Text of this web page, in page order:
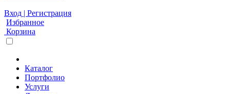
Вход | Регистрация
Избранное
Корзина
Каталог
Портфолио
Услуги